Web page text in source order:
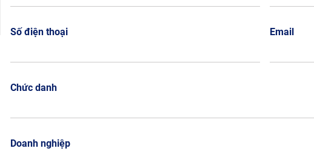
Số điện thoại Email
Chức danh
Doanh nghiệp